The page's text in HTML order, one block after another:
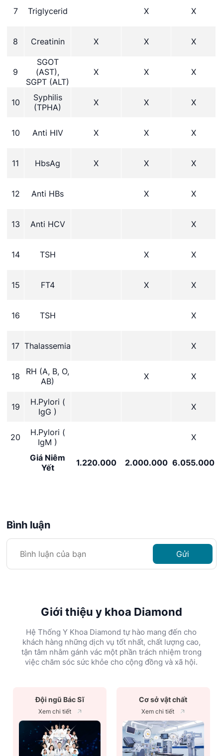
7 Triglycerid X X
8 Creatinin X X X
9
SGOT
(AST),
SGPT (ALT)
X X X
10
Syphilis
(TPHA)
X X X
10 Anti HIV X X X
11 HbsAg X X X
12 Anti HBs X X
13 Anti HCV X
14 TSH X X
15 FT4 X X
16 TSH X
17 Thalassemia X
18
RH (A, B, O,
AB)
X X
19
H.Pylori (
IgG )
X
20
H.Pylori (
IgM )
X
Giá Niêm
Yết
1.220.000 2.000.000 6.055.000
Bình luận
Gửi
Giới thiệu y khoa Diamond
Hệ Thống Y Khoa Diamond tự hào mang đến cho
khách hàng những dịch vụ tốt nhất, chất lượng cao,
tận tâm nhằm gánh vác một phần trách nhiệm trong
việc chăm sóc sức khỏe cho cộng đồng và xã hội.
Đội ngũ Bác Sĩ
Xem chi tiết
Cơ sở vật chất
Xem chi tiết